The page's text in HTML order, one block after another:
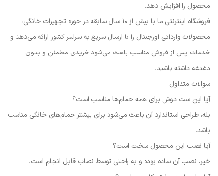
محصول را افزایش دهد.
فروشگاه اینترنتی ما با بیش از ۱۰ سال سابقه در حوزه تجهیزات خانگی،
محصولات وارداتی اورجینال را با ارسال سریع به سراسر کشور ارائه می‌دهد و
خدمات پس از فروش مناسب باعث می‌شود خریدی مطمئن و بدون
دغدغه داشته باشید.
سوالات متداول
آیا این ست دوش برای همه حمام‌ها مناسب است؟
بله، طراحی استاندارد آن باعث می‌شود برای بیشتر حمام‌های خانگی مناسب
باشد.
آیا نصب این محصول سخت است؟
خیر، نصب آن ساده بوده و به راحتی توسط نصاب قابل انجام است.